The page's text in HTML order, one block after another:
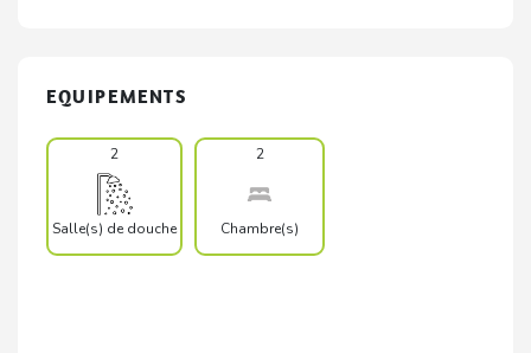
EQUIPEMENTS
2
Salle(s) de douche
2
Chambre(s)